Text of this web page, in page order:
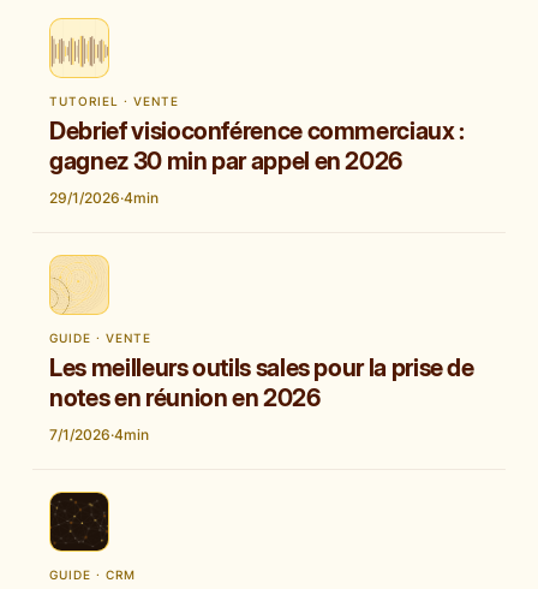
TUTORIEL · VENTE
Debrief visioconférence commerciaux :
gagnez 30 min par appel en 2026
29/1/2026·4min
GUIDE · VENTE
Les meilleurs outils sales pour la prise de
notes en réunion en 2026
7/1/2026·4min
GUIDE · CRM